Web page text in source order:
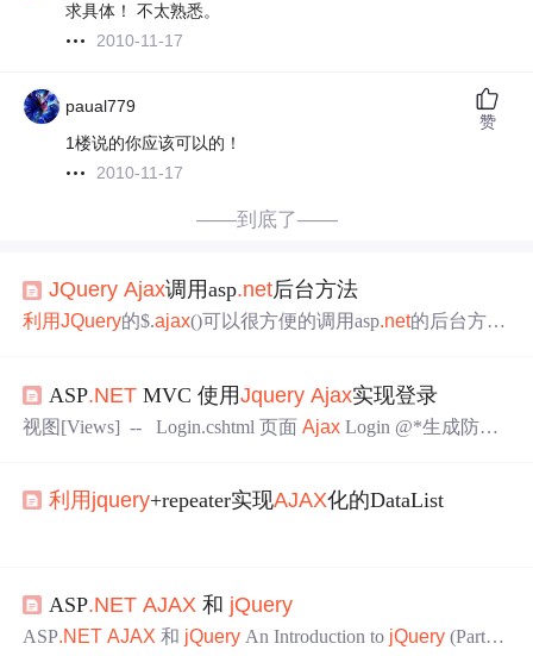
求具体！ 不太熟悉。
2010-11-17
paual779
1楼说的你应该可以的！
2010-11-17
赞
——到底了——
JQuery Ajax调用asp.net后台方法
利用JQuery的$.ajax()可以很方便的调用asp.net的后台方
ASP.NET MVC 使用Jquery Ajax实现登录
视图[Views] -- Login.cshtml 页面Ajax Login @*生成防伪
利用 jquery+repeater实现AJAX化的DataList
中使用JQUERY来达到ajax化的DataList
当然数据绑定控件还是需要有的 此处仅需要repeater来做到
ASP.NET AJAX 和 jQuery
ASP.NET AJAX 和 jQuery An Introduction to jQuery (Part